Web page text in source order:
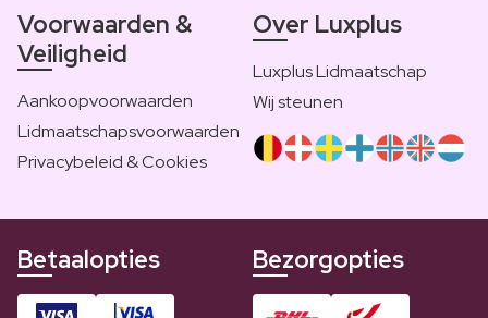
Voorwaarden &
Veiligheid
Aankoopvoorwaarden
Lidmaatschapsvoorwaarden
Privacybeleid & Cookies
Over Luxplus
Luxplus Lidmaatschap
Wij steunen
Betaalopties Bezorgopties